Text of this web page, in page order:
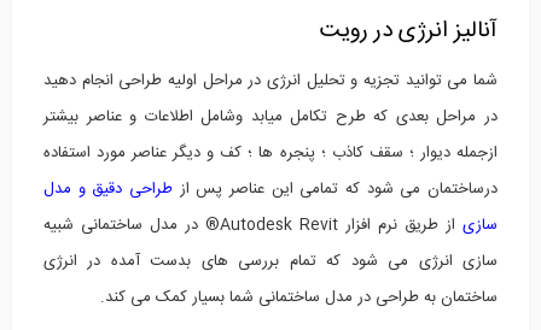
انواع تکیه گاه در نرم افزار
DeepEX
آنالیز انرژی در رویت
شما می توانید تجزیه و تحلیل انرژی در مراحل اولیه طراحی انجام دهید
در مراحل بعدی که طرح تکامل میابد وشامل اطلاعات و عناصر بیشتر
ازجمله دیوار ؛ سقف کاذب ؛ پنجره ها ؛ کف و دیگر عناصر مورد استفاده
درساختمان می شود که تمامی این عناصر پس از طراحی دقیق و مدل
سازی
از طریق نرم افزار Autodesk Revit® در مدل ساختمانی شبیه
سازی انرژی می شود که تمام بررسی های بدست آمده در انرژی
ساختمان به طراحی در مدل ساختمانی شما بسیار کمک می کند.